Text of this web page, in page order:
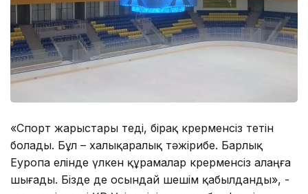
«Спорт жарыстары өтеді, бірақ көрерменсіз өтетін
болады. Бұл – халықаралық тәжірибе. Барлық
Еуропа елінде үлкен құрамалар көрерменсіз алаңға
шығады. Бізде де осындай шешім қабылданды», -